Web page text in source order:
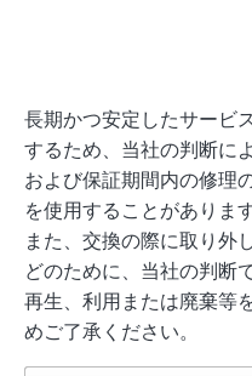
長期かつ安定したサービ
するため、当社の判断に
および保証期間内の修理
を使用することがあります
また、交換の際に取り外
どのために、当社の判断
再生、利用または廃棄等
めご了承ください。